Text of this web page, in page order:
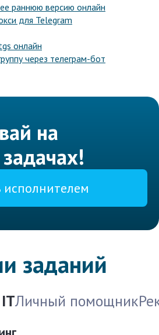
раннюю версию онлайн
для Telegram
онлайн
через телеграм-бот
на
исполнителем
заданий
Личный помощник